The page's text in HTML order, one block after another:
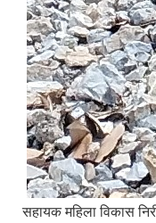
सहायक महिला विकास